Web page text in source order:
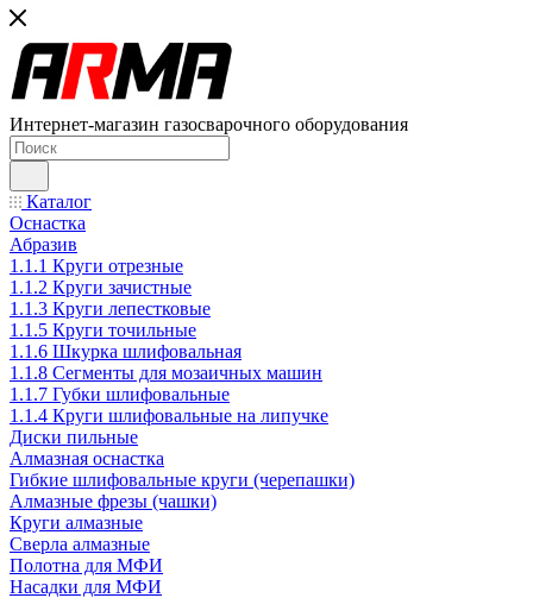
Интернет-магазин газосварочного оборудования
Каталог
Оснастка
Абразив
1.1.1 Круги отрезные
1.1.2 Круги зачистные
1.1.3 Круги лепестковые
1.1.5 Круги точильные
1.1.6 Шкурка шлифовальная
1.1.8 Сегменты для мозаичных машин
1.1.7 Губки шлифовальные
1.1.4 Круги шлифовальные на липучке
Диски пильные
Алмазная оснастка
Гибкие шлифовальные круги (черепашки)
Алмазные фрезы (чашки)
Круги алмазные
Сверла алмазные
Полотна для МФИ
Насадки для МФИ